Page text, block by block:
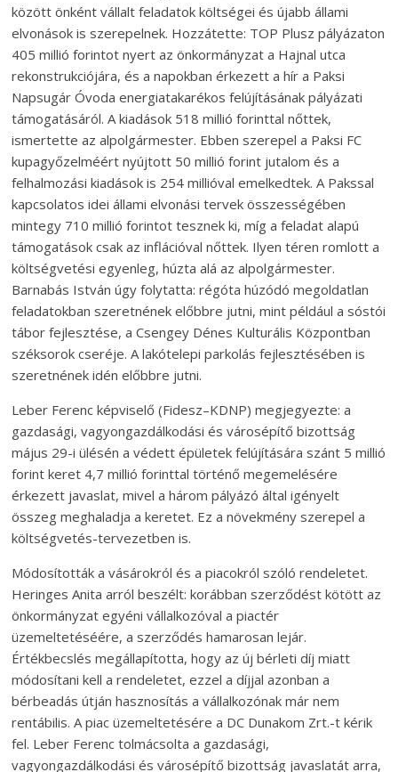
között önként vállalt feladatok költségei és újabb állami
elvonások is szerepelnek. Hozzátette: TOP Plusz pályázaton
405 millió forintot nyert az önkormányzat a Hajnal utca
rekonstrukciójára, és a napokban érkezett a hír a Paksi
Napsugár Óvoda energiatakarékos felújításának pályázati
támogatásáról. A kiadások 518 millió forinttal nőttek,
ismertette az alpolgármester. Ebben szerepel a Paksi FC
kupagyőzelméért nyújtott 50 millió forint jutalom és a
felhalmozási kiadások is 254 millióval emelkedtek. A Pakssal
kapcsolatos idei állami elvonási tervek összességében
mintegy 710 millió forintot tesznek ki, míg a feladat alapú
támogatások csak az inflációval nőttek. Ilyen téren romlott a
költségvetési egyenleg, húzta alá az alpolgármester.
Barnabás István úgy folytatta: régóta húzódó megoldatlan
feladatokban szeretnének előbbre jutni, mint például a sóstói
tábor fejlesztése, a Csengey Dénes Kulturális Központban
széksorok cseréje. A lakótelepi parkolás fejlesztésében is
szeretnének idén előbbre jutni.
Leber Ferenc képviselő (Fidesz–KDNP) megjegyezte: a
gazdasági, vagyongazdálkodási és városépítő bizottság
május 29-i ülésén a védett épületek felújítására szánt 5 millió
forint keret 4,7 millió forinttal történő megemelésére
érkezett javaslat, mivel a három pályázó által igényelt
összeg meghaladja a keretet. Ez a növekmény szerepel a
költségvetés-tervezetben is.
Módosították a vásárokról és a piacokról szóló rendeletet.
Heringes Anita arról beszélt: korábban szerződést kötött az
önkormányzat egyéni vállalkozóval a piactér
üzemeltetéséére, a szerződés hamarosan lejár.
Értékbecslés megállapította, hogy az új bérleti díj miatt
módosítani kell a rendeletet, ezzel a díjjal azonban a
bérbeadás útján hasznosítás a vállalkozónak már nem
rentábilis. A piac üzemeltetésére a DC Dunakom Zrt.-t kérik
fel. Leber Ferenc tolmácsolta a gazdasági,
vagyongazdálkodási és városépítő bizottság javaslatát arra,